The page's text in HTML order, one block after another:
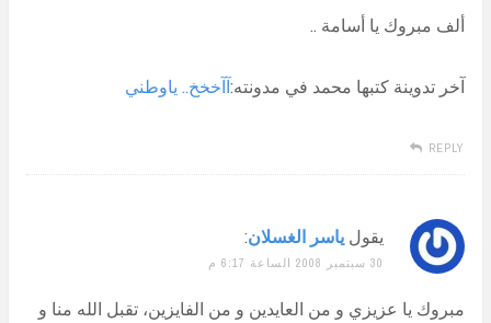
ألف مبروك يا أسامة ..
آخر تدوينة كتبها محمد في مدونته:آآخخخ.. ياوطني
REPLY
يقول ياسر الغسلان:
30 سبتمبر 2008 الساعة 6:17 م
مبروك يا عزيزي و من العايدين و من الفايزين، تقبل الله منا و